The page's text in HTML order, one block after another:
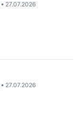
27.07.2026
27.07.2026